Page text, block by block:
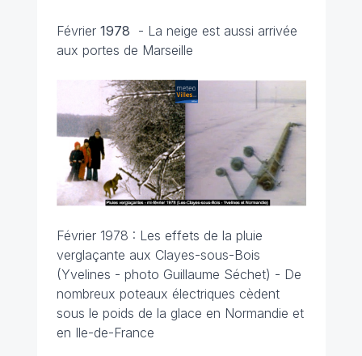
Février 1978 - La neige est aussi arrivée
aux portes de Marseille
Février 1978 : Les effets de la pluie
verglaçante aux Clayes-sous-Bois
(Yvelines - photo Guillaume Séchet) - De
nombreux poteaux électriques cèdent
sous le poids de la glace en Normandie et
en Ile-de-France